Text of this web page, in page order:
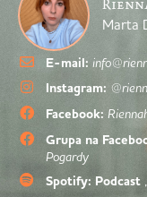
Marta
E-mail:
Instagram:
Facebook:
Grupa na
Pogardy
Spotify: Podcast